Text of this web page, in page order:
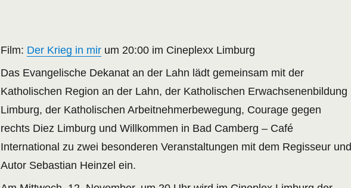
Film: Der Krieg in mirum 20:00 im Cineplexx Limburg
Das Evangelische Dekanat an der Lahn lädt gemeinsam mit der
Katholischen Region an der Lahn, der Katholischen Erwachsenenbildung
Limburg, der Katholischen Arbeitnehmerbewegung, Courage gegen
rechts Diez Limburg und Willkommen in Bad Camberg – Café
International zu zwei besonderen Veranstaltungen mit dem Regisseur und
Autor Sebastian Heinzel ein.